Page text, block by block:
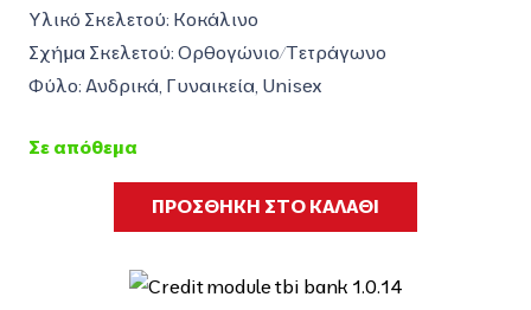
Υλικό Σκελετού: Κοκάλινο
Σχήμα Σκελετού: Ορθογώνιο/Τετράγωνο
Φύλο: Ανδρικά, Γυναικεία, Unisex
Σε απόθεμα
ΠΡΟΣΘΗΚΗ ΣΤΟ ΚΑΛΑΘΙ